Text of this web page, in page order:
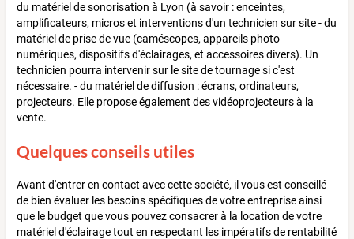
du matériel de sonorisation à Lyon (à savoir : enceintes,
amplificateurs, micros et interventions d'un technicien sur site - du
matériel de prise de vue (caméscopes, appareils photo
numériques, dispositifs d'éclairages, et accessoires divers). Un
technicien pourra intervenir sur le site de tournage si c'est
nécessaire. - du matériel de diffusion : écrans, ordinateurs,
projecteurs. Elle propose également des vidéoprojecteurs à la
vente.
Quelques conseils utiles
Avant d'entrer en contact avec cette société, il vous est conseillé
de bien évaluer les besoins spécifiques de votre entreprise ainsi
que le budget que vous pouvez consacrer à la location de votre
matériel d'éclairage tout en respectant les impératifs de rentabilité